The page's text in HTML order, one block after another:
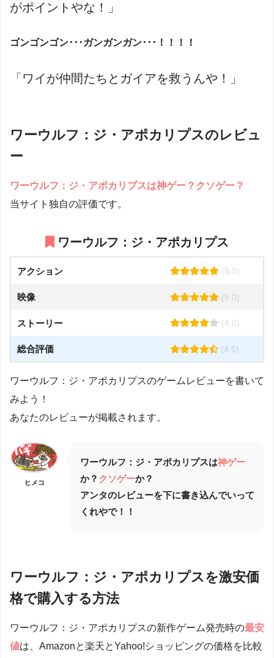
がポイントやな！
」
ゴンゴンゴン･･･ガンガンガン･･･！！！！
「ワイが仲間たちとガイアを救うんや！」
ワーウルフ：ジ・アポカリプスのレビュ
ー
ワーウルフ：ジ・アポカリプスは神ゲー？クソゲー？
当サイト独自の評価です。
ワーウルフ：ジ・アポカリプス
アクション (5.0)
映像 (5.0)
ストーリー (4.0)
総合評価 (4.5)
ワーウルフ：ジ・アポカリプスのゲームレビューを書いて
みよう！
あなたのレビューが掲載されます。
ヒメコ
ワーウルフ：ジ・アポカリプスは神ゲー
か？ クソゲーか？
アンタのレビューを下に書き込んでいって
くれやで！！
ワーウルフ：ジ・アポカリプスを激安価
格で購入する方法
ワーウルフ：ジ・アポカリプスの新作ゲーム発売時の最安
値は、Amazonと楽天とYahoo!ショッピングの価格を比較